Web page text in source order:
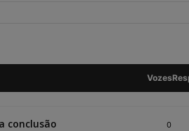
Vozes
conclusão 0